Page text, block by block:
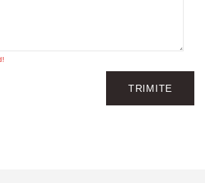
TRIMITE